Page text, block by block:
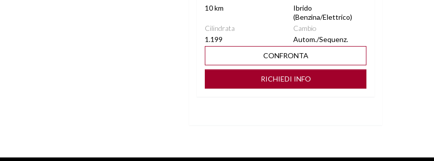
10 km
Ibrido
(Benzina/Elettrico)
Cilindrata
1.199
Cambio
Autom./Sequenz.
CONFRONTA
RICHIEDI INFO